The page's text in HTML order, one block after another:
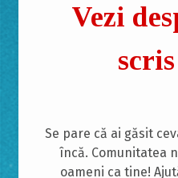
Vezi
Se pare că ai găsit
încă. Comunitatea
oameni ca tine!